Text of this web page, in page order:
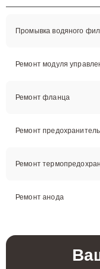
Промывка водяного
Ремонт модуля
Ремонт фланца
Ремонт
Ремонт
Ремонт анода